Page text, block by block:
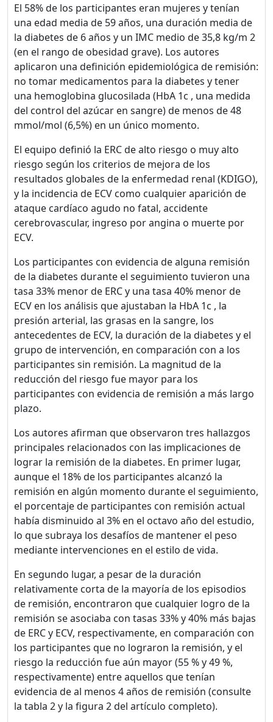
El 58% de los participantes eran mujeres y tenían
una edad media de 59 años, una duración media de
la diabetes de 6 años y un IMC medio de 35,8 kg/m 2
(en el rango de obesidad grave). Los autores
aplicaron una definición epidemiológica de remisión:
no tomar medicamentos para la diabetes y tener
una hemoglobina glucosilada (HbA 1c , una medida
del control del azúcar en sangre) de menos de 48
mmol/mol (6,5%) en un único momento.
El equipo definió la ERC de alto riesgo o muy alto
riesgo según los criterios de mejora de los
resultados globales de la enfermedad renal (KDIGO),
y la incidencia de ECV como cualquier aparición de
ataque cardíaco agudo no fatal, accidente
cerebrovascular, ingreso por angina o muerte por
ECV.
Los participantes con evidencia de alguna remisión
de la diabetes durante el seguimiento tuvieron una
tasa 33% menor de ERC y una tasa 40% menor de
ECV en los análisis que ajustaban la HbA 1c , la
presión arterial, las grasas en la sangre, los
antecedentes de ECV, la duración de la diabetes y el
grupo de intervención, en comparación con a los
participantes sin remisión. La magnitud de la
reducción del riesgo fue mayor para los
participantes con evidencia de remisión a más largo
plazo.
Los autores afirman que observaron tres hallazgos
principales relacionados con las implicaciones de
lograr la remisión de la diabetes. En primer lugar,
aunque el 18% de los participantes alcanzó la
remisión en algún momento durante el seguimiento,
el porcentaje de participantes con remisión actual
había disminuido al 3% en el octavo año del estudio,
lo que subraya los desafíos de mantener el peso
mediante intervenciones en el estilo de vida.
En segundo lugar, a pesar de la duración
relativamente corta de la mayoría de los episodios
de remisión, encontraron que cualquier logro de la
remisión se asociaba con tasas 33% y 40% más bajas
de ERC y ECV, respectivamente, en comparación con
los participantes que no lograron la remisión, y el
riesgo la reducción fue aún mayor (55 % y 49 %,
respectivamente) entre aquellos que tenían
evidencia de al menos 4 años de remisión (consulte
la tabla 2 y la figura 2 del artículo completo).
¡Bienvenido! Antes de
continuar...
Este sitio web utiliza
cookies para garantizar
que obtengas la mejor
experiencia en nuestro
sitio.
Leer más sobre las cookies